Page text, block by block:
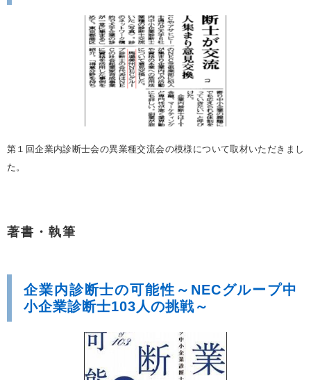
第１回企業内診断士会の異業種交流会の模様について取材いただきまし
た。
著書・執筆
企業内診断士の可能性～NECグループ中
小企業診断士103人の挑戦～